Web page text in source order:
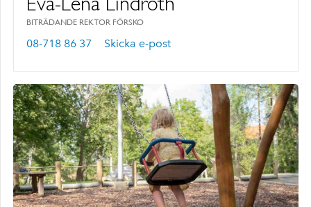
BITRÄDANDE REKTOR FÖRSKO
08-718 86 37 Skicka e-post